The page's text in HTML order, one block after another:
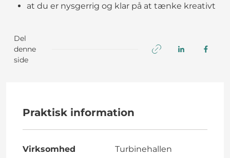
at du er nysgerrig og klar på at tænke kreativt
Del
denne
side
Praktisk information
Virksomhed Turbinehallen